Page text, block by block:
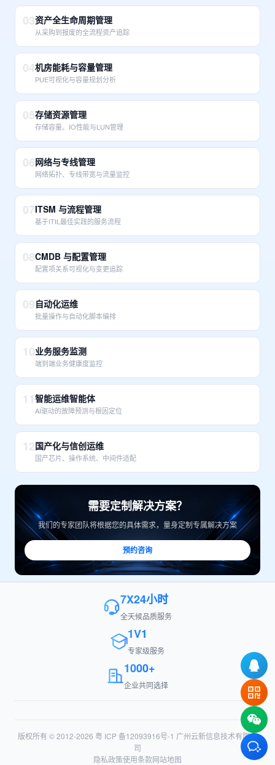
03资产全生命周期管理
从采购到报废的全流程资产追踪
04机房能耗与容量管理
PUE可视化与容量规划分析
05存储资源管理
存储容量、IO性能与LUN管理
06网络与专线管理
网络拓扑、专线带宽与流量监控
07ITSM 与流程管理
基于ITIL最佳实践的服务流程
08CMDB 与配置管理
配置项关系可视化与变更追踪
09自动化运维
批量操作与自动化脚本编排
10业务服务监测
端到端业务健康度监控
11 智能运维智能体
AI驱动的故障预测与根因定位
12国产化与信创运维
国产芯片、操作系统、中间件适配
需要定制解决方案？
我们的专家团队将根据您的具体需求，量身定制专属解决方案
预约咨询
7X24小时
全天候品质服务
1V1
专家级服务
1000+
企业共同选择
版权所有 © 2012-2026 粤 ICP 备12093916号-1 广州云新信息技术有限公
司
隐私政策使用条款网站地图